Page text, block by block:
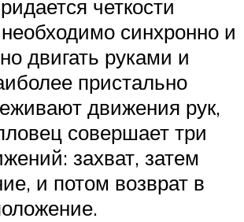
четкости
синхронно и
двигать руками и
пристально
движения рук,
совершает три
захват, затем
и потом возврат в